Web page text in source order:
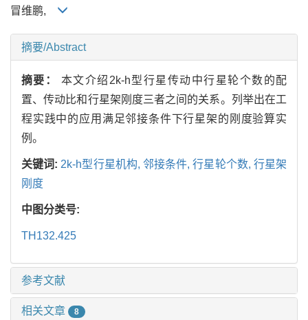
冒维鹏,
摘要/Abstract
摘要： 本文介绍2k-h型行星传动中行星轮个数的配
置、传动比和行星架刚度三者之间的关系。列举出在工
程实践中的应用满足邻接条件下行星架的刚度验算实
例。
关键词: 2k-h型行星机构, 邻接条件,行星轮个数, 行星架
刚度
中图分类号:
TH132.425
参考文献
相关文章 8